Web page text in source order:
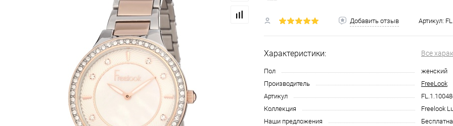
Добавить отзыв Артикул:
Характеристики: Все
Пол
женский
Производитель
FreeLook
Артикул
Коллекция
Freelook
Наши предложения